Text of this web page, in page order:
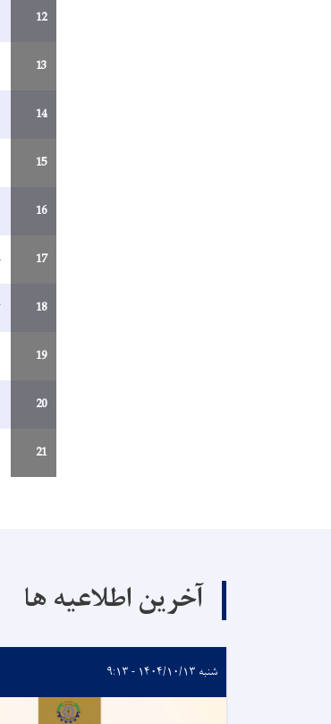
12
13
14
15
16
17
18
19
20
21
آخرین اطلاعیه ها
شنبه ۱۴۰۴/۱۰/۱۳ - ۹:۱۳